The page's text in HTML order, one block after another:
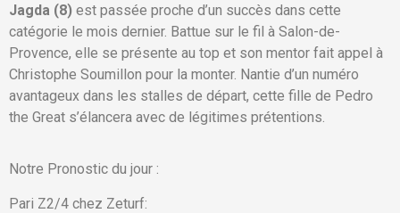
Jagda (8) est passée proche d’un succès dans cette
catégorie le mois dernier. Battue sur le fil à Salon-de-
Provence, elle se présente au top et son mentor fait appel à
Christophe Soumillon pour la monter. Nantie d’un numéro
avantageux dans les stalles de départ, cette fille de Pedro
the Great s’élancera avec de légitimes prétentions.
Notre Pronostic du jour :
Pari Z2/4 chez Zeturf: